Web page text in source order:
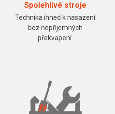
Spolehlivé stroje
Technika ihned k nasazení
bez nepříjemných
překvapení.